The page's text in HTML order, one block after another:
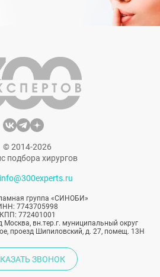
© 2014-2026
подбора хирургов
info@300experts.ru
группа «СИНОБИ»
7743705998
КПП: 772401001
Москва, вн.тер.г. муниципальный округ
проезд Шипиловский, д. 27, помещ. 13Н
ЗВОНОК